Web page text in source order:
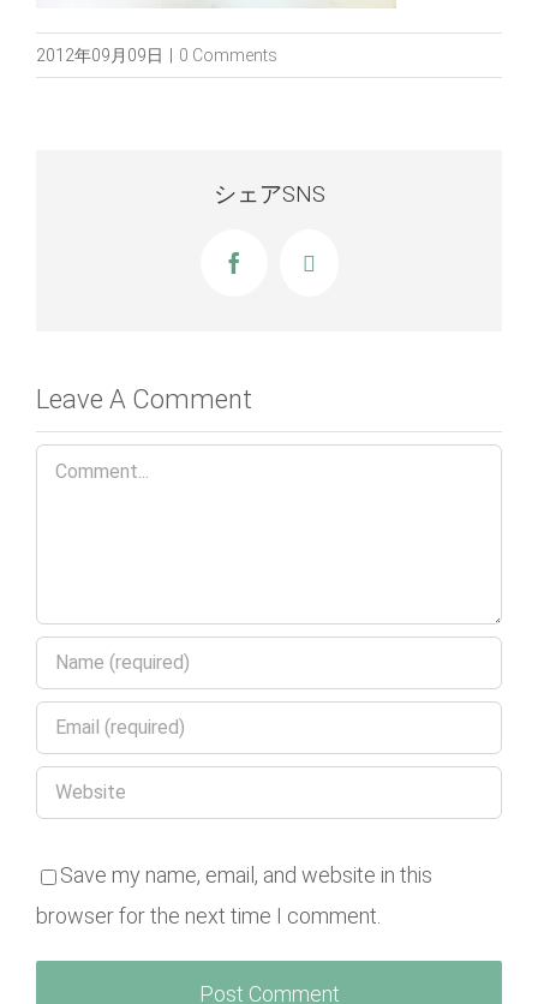
2012年09月09日 | 0 Comments
シェアSNS
Facebook
X
Leave A Comment
Comment
Save my name, email, and website in this
browser for the next time I comment.